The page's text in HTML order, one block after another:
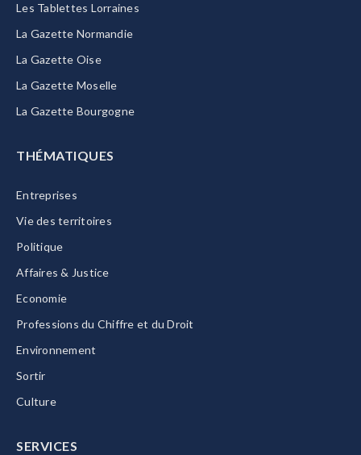
Les Tablettes Lorraines
La Gazette Normandie
La Gazette Oise
La Gazette Moselle
La Gazette Bourgogne
THÉMATIQUES
Entreprises
Vie des territoires
Politique
Affaires & Justice
Economie
Professions du Chiffre et du Droit
Environnement
Sortir
Culture
SERVICES